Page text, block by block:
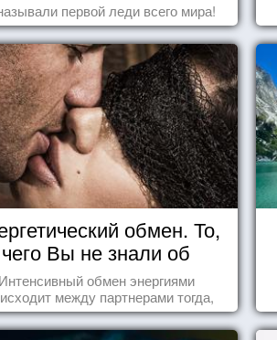
первой леди всего мира!
обмен. То,
чего Вы не знали об
отношениях
Интенсивный обмен энергиями
между партнерами тогда,
они испытывают симпатию друг к
другу...